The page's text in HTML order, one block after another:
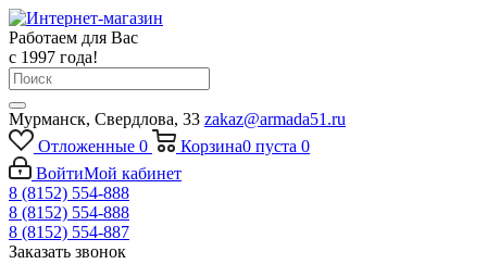
Работаем для Вас
с 1997 года!
Мурманск, Свердлова, 33 zakaz@armada51.ru
Отложенные 0 Корзина0 пуста 0
ВойтиМой кабинет
8 (8152) 554-888
8 (8152) 554-888
8 (8152) 554-887
Заказать звонок